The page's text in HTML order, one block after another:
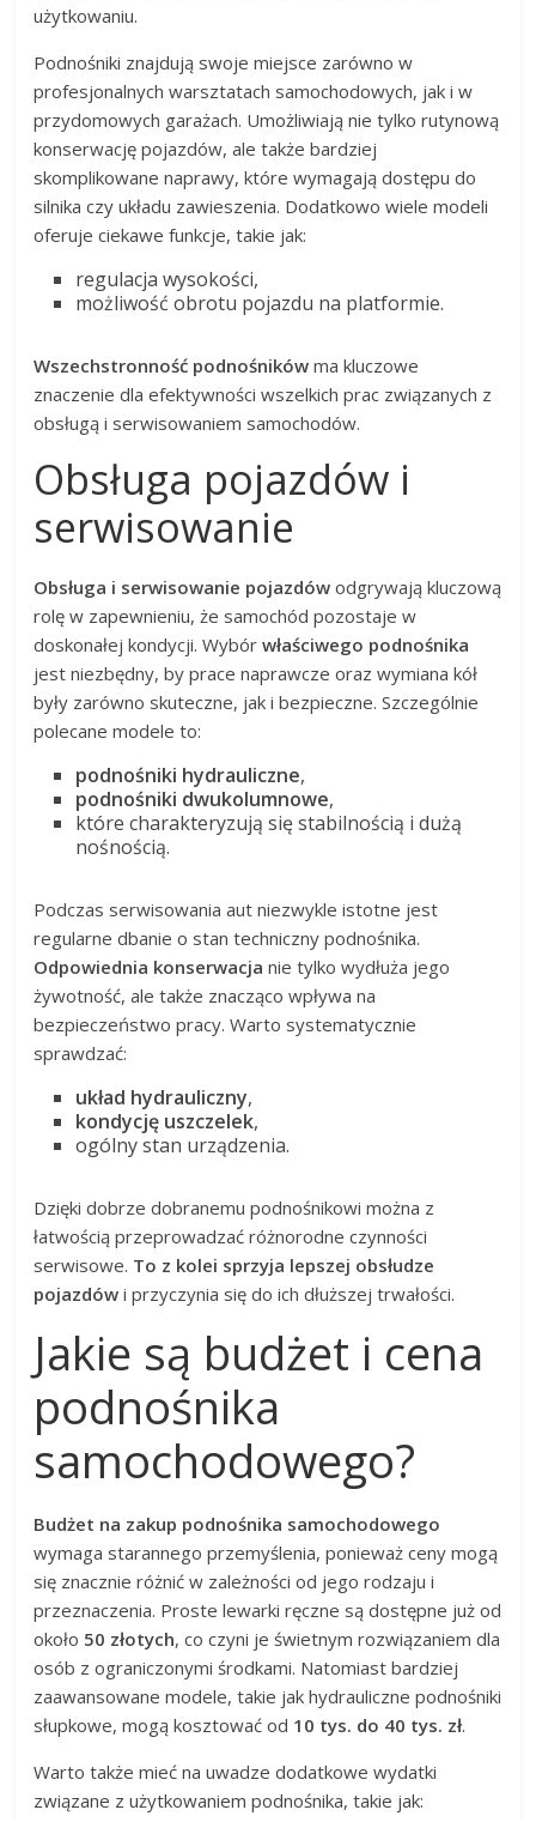
użytkowaniu.
Podnośniki znajdują swoje miejsce zarówno w
profesjonalnych warsztatach samochodowych, jak i w
przydomowych garażach. Umożliwiają nie tylko rutynową
konserwację pojazdów, ale także bardziej
skomplikowane naprawy, które wymagają dostępu do
silnika czy układu zawieszenia. Dodatkowo wiele modeli
oferuje ciekawe funkcje, takie jak:
regulacja wysokości,
możliwość obrotu pojazdu na platformie.
Wszechstronność podnośników ma kluczowe
znaczenie dla efektywności wszelkich prac związanych z
obsługą i serwisowaniem samochodów.
Obsługa pojazdów i
serwisowanie
Obsługa i serwisowanie pojazdów odgrywają kluczową
rolę w zapewnieniu, że samochód pozostaje w
doskonałej kondycji. Wybórwłaściwego podnośnika
jest niezbędny, by prace naprawcze oraz wymiana kół
były zarówno skuteczne, jak i bezpieczne. Szczególnie
polecane modele to:
podnośniki hydrauliczne,
podnośniki dwukolumnowe,
które charakteryzują się stabilnością i dużą
nośnością.
Podczas serwisowania aut niezwykle istotne jest
regularne dbanie o stan techniczny podnośnika.
Odpowiednia konserwacja nie tylko wydłuża jego
żywotność, ale także znacząco wpływa na
bezpieczeństwo pracy. Warto systematycznie
sprawdzać:
układ hydrauliczny,
kondycję uszczelek,
ogólny stan urządzenia.
Dzięki dobrze dobranemu podnośnikowi można z
łatwością przeprowadzać różnorodne czynności
serwisowe. To z kolei sprzyja lepszej obsłudze
pojazdów i przyczynia się do ich dłuższej trwałości.
Jakie są budżet i cena
podnośnika
samochodowego?
Budżet na zakup podnośnika samochodowego
wymaga starannego przemyślenia, ponieważ ceny mogą
się znacznie różnić w zależności od jego rodzaju i
przeznaczenia. Proste lewarki ręczne są dostępne już od
około 50 złotych, co czyni je świetnym rozwiązaniem dla
osób z ograniczonymi środkami. Natomiast bardziej
zaawansowane modele, takie jak hydrauliczne podnośniki
słupkowe, mogą kosztować od 10 tys. do 40 tys. zł.
Warto także mieć na uwadze dodatkowe wydatki
związane z użytkowaniem podnośnika, takie jak: